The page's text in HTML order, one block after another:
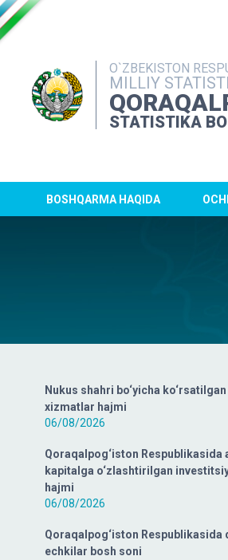
O`ZBEKISTON
MILLIY
STATISTIKA
BOSHQARMA HAQIDA
Nukus shahri bo‘yicha ko‘rsatilgan
xizmatlar hajmi
06/08/2026
Qoraqalpog‘iston Respublikasida
kapitalga o‘zlashtirilgan
hajmi
06/08/2026
Qoraqalpog‘iston Respublikasida
echkilar bosh soni